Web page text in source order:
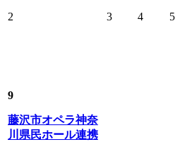
2 3 4 5
9
藤沢市オペラ神奈
川県民ホール連携